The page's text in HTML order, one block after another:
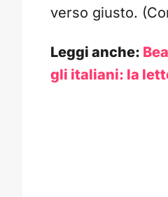
verso giusto.
Leggi anche:
gli italiani: la